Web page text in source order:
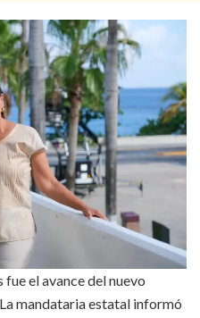
el avance del nuevo
mandataria estatal informó